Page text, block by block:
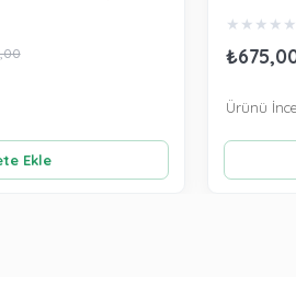
Ekle
★ ★ ★ ★ ★
Ürünü